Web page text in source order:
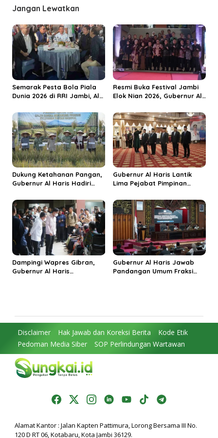
a
s
i
p
o
s
Jangan Lewatkan
Semarak Pesta Bola Piala
Dunia 2026 di RRI Jambi, Al
Ekonomi Rakyat
Resmi Buka Festival Jambi
Elok Nian 2026, Gubernur Al
Jadi Destinasi Wisata
Budaya Unggulan
Dukung Ketahanan Pangan,
Gubernur Al Haris Hadiri
Kabupaten Tanjungjabung
Timur
Gubernur Al Haris Lantik
Lima Pejabat Pimpinan
Penguatan Kinerja dan
Integritas
Dampingi Wapres Gibran,
Gubernur Al Haris
Gubernur Al Haris Jawab
Pandangan Umum Fraksi
Disclaimer Hak Jawab dan Koreksi Berita
Kode Etik
Pedoman Media Siber
SOP Perlindungan Wartawan
Alamat Kantor : Jalan Kapten Pattimura, Lorong Bersama III No.
120 D RT 06, Kotabaru, Kota Jambi 36129.